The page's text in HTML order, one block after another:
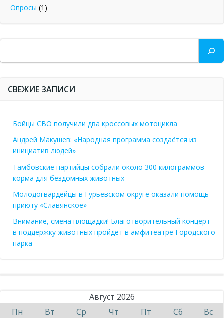
Опросы (1)
Поиск
СВЕЖИЕ ЗАПИСИ
Бойцы СВО получили два кроссовых мотоцикла
Андрей Макушев: «Народная программа создаётся из
инициатив людей»
Тамбовские партийцы собрали около 300 килограммов
корма для бездомных животных
Молодогвардейцы в Гурьевском округе оказали помощь
приюту «Славянское»
Внимание, смена площадки! Благотворительный концерт
в поддержку животных пройдет в амфитеатре Городского
парка
Август 2026
Пн
Вт Ср Чт Пт Сб
Вс